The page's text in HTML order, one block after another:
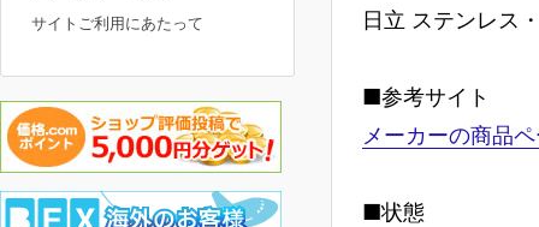
日立 ステンレス
■参考サイト
メーカーの商品
■状態
サイトご利用にあたって